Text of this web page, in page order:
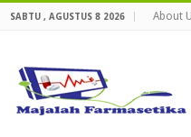
SABTU , AGUSTUS 8 2026 About